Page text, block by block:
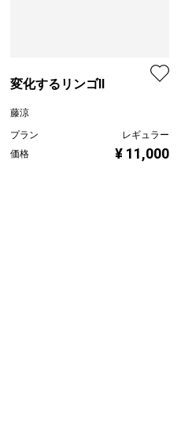
変化するリンゴII
藤涼
プラン
レギュラー
価格
¥ 11,000